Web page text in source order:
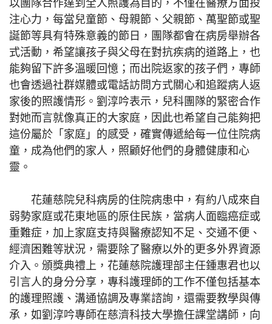
注心力，每當兒童節、母親節、父親節、萬聖節或聖
誕節等具有特殊意義的節日，團隊都會在病房舉辦各
式活動，希望讓孩子與父母在對抗疾病的道路上，也
能夠留下許多溫暖回憶；而出院返家的孩子們，專師
也會透過社群媒體或電話訪問方式關心和追蹤病人返
家後的照護情形。劉淳吟表示，兒科團隊的緊密合作
對她而言就像真正的大家庭，因此也希望自己能夠把
這份屬於「家庭」的感受，確實傳遞給每一位住院病
童，成為他們的家人，照顧好他們的身體健康和心
靈。
花蓮慈院兒科病房的住院病患中，有約八成來自
弱勢家庭或花東地區的原住民族，當病人面臨癌症或
重難症，加上家庭支持與醫療認知不足、交通不便、
經濟困難等狀況，需要除了醫療以外的更多外界資源
介入。頒獎典禮上，花蓮慈院護理部主任鍾惠君也以
引言人的身分分享，專科護理師的工作不僅包括基本
的護理照護、溝通協調及專業諮詢，還需要教學與傳
承，如劉淳吟專師在慈濟科技大學擔任課堂講師，向